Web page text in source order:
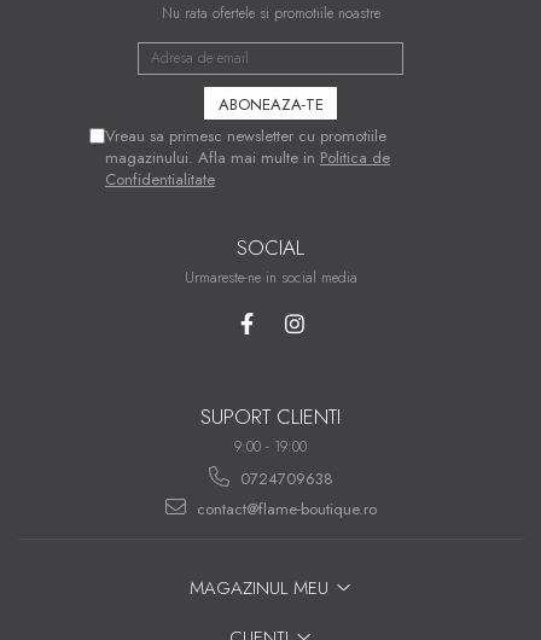
Nu rata ofertele si promotiile noastre
Vreau sa primesc newsletter cu promotiile
magazinului. Afla mai multe in Politica de
Confidentialitate
SOCIAL
Urmareste-ne in social media
SUPORT CLIENTI
9:00 - 19:00
0724709638
contact@flame-boutique.ro
MAGAZINUL MEU